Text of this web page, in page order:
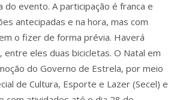
do evento. A participação é franca e
antecipadas e na hora, mas com
o fizer de forma prévia. Haverá
eles duas bicicletas. O Natal em
do Governo de Estrela, por meio
de Cultura, Esporte e Lazer (Secel) e